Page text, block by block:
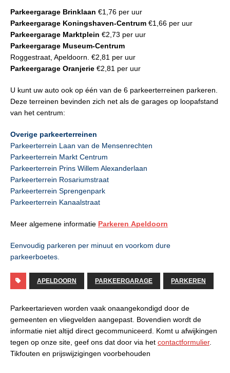
Parkeergarage Brinklaan €1,76 per uur
Parkeergarage Koningshaven-Centrum €1,66 per uur
Parkeergarage Marktplein €2,73 per uur
Parkeergarage Museum-Centrum
Roggestraat, Apeldoorn. €2,81 per uur
Parkeergarage Oranjerie €2,81 per uur
U kunt uw auto ook op één van de 6 parkeerterreinen parkeren.
Deze terreinen bevinden zich net als de garages op loopafstand
van het centrum:
Overige parkeerterreinen
Parkeerterrein Laan van de Mensenrechten
Parkeerterrein Markt Centrum
Parkeerterrein Prins Willem Alexanderlaan
Parkeerterrein Rosariumstraat
Parkeerterrein Sprengenpark
Parkeerterrein Kanaalstraat
Meer algemene informatie Parkeren Apeldoorn
Eenvoudig parkeren per minuut en voorkom dure
parkeerboetes.
APELDOORN PARKEERGARAGE PARKEREN
Parkeertarieven worden vaak onaangekondigd door de
gemeenten en vliegvelden aangepast. Bovendien wordt de
informatie niet altijd direct gecommuniceerd. Komt u afwijkingen
tegen op onze site, geef ons dat door via het contactformulier.
Tikfouten en prijswijzigingen voorbehouden